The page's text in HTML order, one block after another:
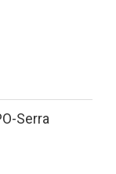
Serra